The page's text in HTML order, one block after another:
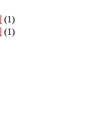
(1)
(1)